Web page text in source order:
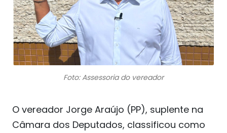
Foto: Assessoria do vereador
O vereador Jorge Araújo (PP), suplente na
Câmara dos Deputados, classificou como